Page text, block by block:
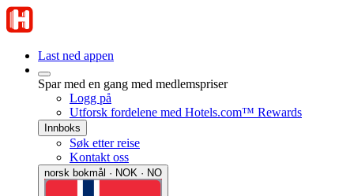
Last ned appen
Spar med en gang med medlemspriser
Logg på
Utforsk fordelene med Hotels.com™ Rewards
Innboks
Søk etter reise
Kontakt oss
norsk bokmål · NOK · NO